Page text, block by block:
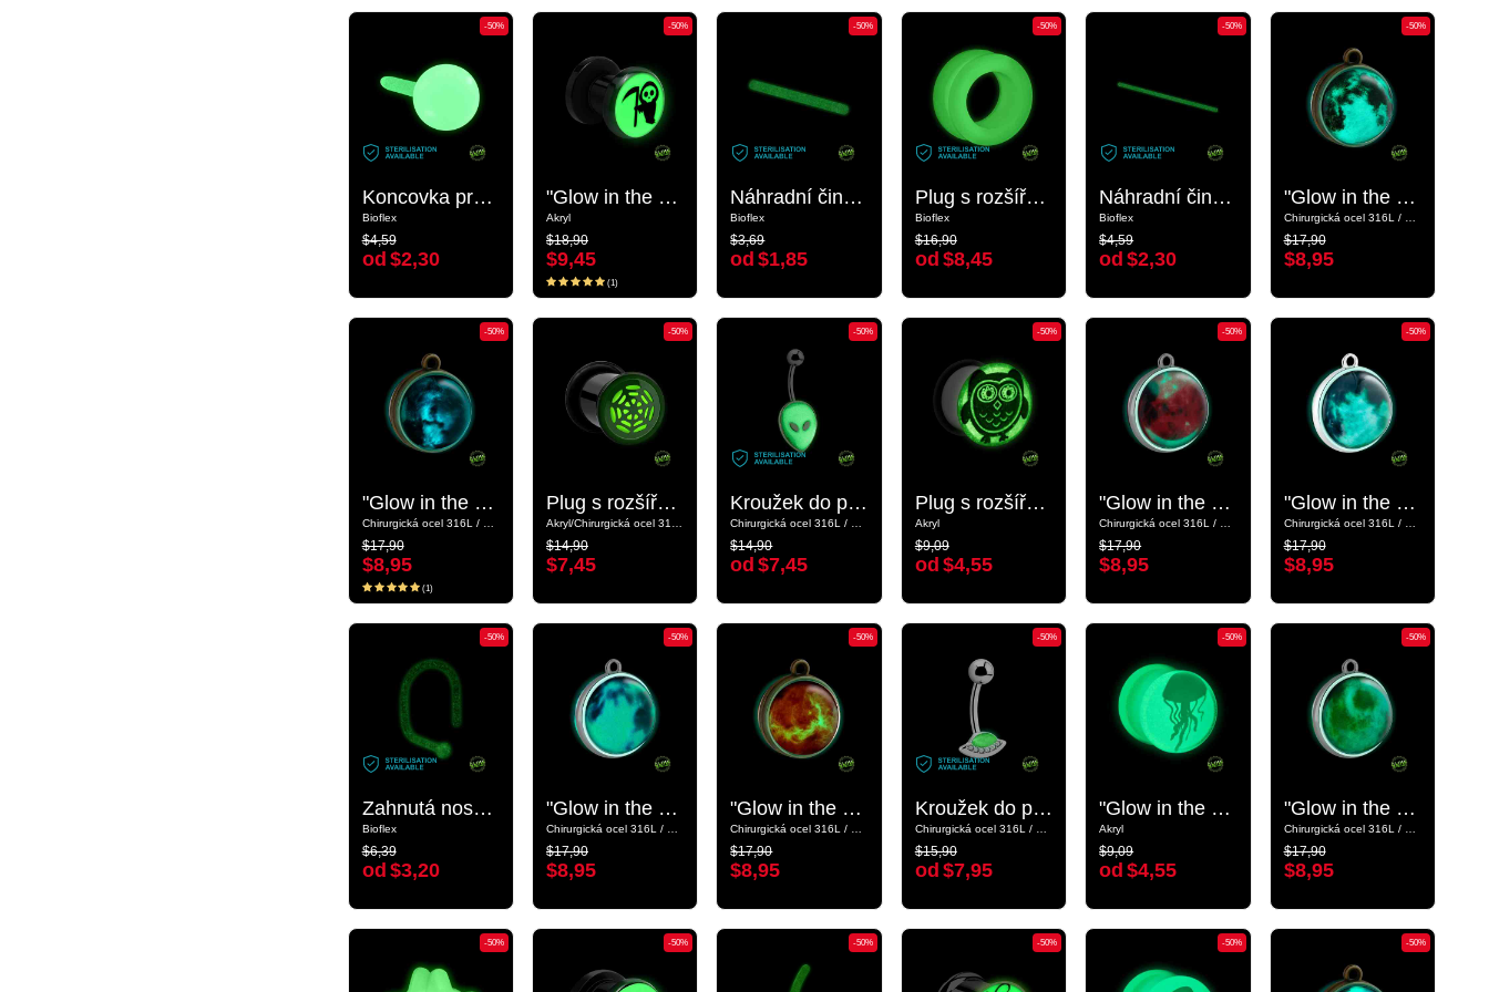
-50%
Koncovka pro push-fit tyčinky „Zářící ve tmě“ (bioflex)
Bioflex
$4,59
od$2,30
-50%
Koncovka pro push-fit tyčinky „Zářící ve tmě“ (bioflex)
Bioflex
$4,59
od $2,30
-50%
"Glow in the dark" screw-on tunnel (acrylic, black) s motivem „the Grim Reaper“
Akryl
$18,90
$9,45
-50%
"Glow in the dark" screw-on tunnel (acrylic, black) s motivem „the Grim Reaper“
Akryl
$18,90
$9,45
(1)
-50%
Náhradní činka „Zářící ve tmě“
Bioflex
$3,69
od$1,85
-50%
Náhradní činka „Zářící ve tmě“
Bioflex
$3,69
od $1,85
-50%
Plug s rozšířenými konci „Zářící ve tmě“ (bioflex, bílá)
Bioflex
$16,90
od$8,45
-50%
Plug s rozšířenými konci „Zářící ve tmě“ (bioflex, bílá)
Bioflex
$16,90
od $8,45
-50%
Náhradní činka „Zářící ve tmě“
Bioflex
$4,59
od$2,30
-50%
Náhradní činka „Zářící ve tmě“
Bioflex
$4,59
od $2,30
-50%
"Glow in the Dark" pendant s designem měsíc
Chirurgická ocel 316L / Sklo
$17,90
$8,95
-50%
"Glow in the Dark" pendant s designem měsíc
$17,90
$8,95
-50%
"Glow in the Dark" pendant s designem vesmír
Chirurgická ocel 316L / Sklo
$17,90
$8,95
-50%
"Glow in the Dark" pendant s designem vesmír
$17,90
$8,95
(1)
-50%
Plug s rozšířeným koncem „Zářící ve tmě“ (akryl) s koncovkou pavučina
Akryl/Chirurgická ocel 316L
$14,90
$7,45
-50%
Plug s rozšířeným koncem „Zářící ve tmě“ (akryl) s koncovkou pavučina
$14,90
$7,45
-50%
Kroužek do pupíku (chirurgická ocel, stříbrná, lesklý povrch) s designem mimozemšťan a Koncovkou „Zářící ve tmě“
Chirurgická ocel 316L / Pokovená mosaz
$14,90
od$7,45
-50%
Kroužek do pupíku (chirurgická ocel, stříbrná, lesklý povrch) s designem mimozemšťan a Koncovkou „Zářící ve tmě“
$14,90
od $7,45
-50%
Plug s rozšířeným koncem „Zářící ve tmě“ (akryl) s designem sova a O-kroužkem
Akryl
$9,09
od$4,55
-50%
Plug s rozšířeným koncem „Zářící ve tmě“ (akryl) s designem sova a O-kroužkem
Akryl
$9,09
od $4,55
-50%
"Glow in the Dark" pendant s designem planeta
Chirurgická ocel 316L / Sklo
$17,90
$8,95
-50%
"Glow in the Dark" pendant s designem planeta
$17,90
$8,95
-50%
"Glow in the Dark" pendant s designem planeta
Chirurgická ocel 316L / Sklo
$17,90
$8,95
-50%
"Glow in the Dark" pendant s designem planeta
$17,90
$8,95
-50%
Zahnutá nosovka „Zářící ve tmě“ (bioflex, transparentní)
Bioflex
$6,39
od$3,20
-50%
Zahnutá nosovka „Zářící ve tmě“ (bioflex, transparentní)
Bioflex
$6,39
od $3,20
-50%
"Glow in the Dark" pendant s designem planeta
Chirurgická ocel 316L / Sklo
$17,90
$8,95
-50%
"Glow in the Dark" pendant s designem planeta
$17,90
$8,95
-50%
"Glow in the Dark" pendant s designem planeta
Chirurgická ocel 316L / Sklo
$17,90
$8,95
-50%
"Glow in the Dark" pendant s designem planeta
$17,90
$8,95
-50%
Kroužek do pupíku (chirurgická ocel, stříbrná, lesklý povrch) s designem UFO a Koncovkou „Zářící ve tmě“
Chirurgická ocel 316L / Pokovená mosaz
$15,90
od$7,95
-50%
Kroužek do pupíku (chirurgická ocel, stříbrná, lesklý povrch) s designem UFO a Koncovkou „Zářící ve tmě“
$15,90
od $7,95
-50%
"Glow in the dark" double flared plug (acrylic) s designem medúza
Akryl
$9,09
od$4,55
-50%
"Glow in the dark" double flared plug (acrylic) s designem medúza
Akryl
$9,09
od $4,55
-50%
"Glow in the Dark" pendant s designem planeta
Chirurgická ocel 316L / Sklo
$17,90
$8,95
-50%
"Glow in the Dark" pendant s designem planeta
$17,90
$8,95
-50%
-50% -50%
-50% -50%
-50% -50%
-50% -50%
-50% -50%
-50%